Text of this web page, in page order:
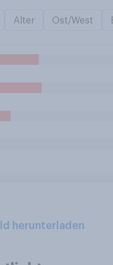
Alter Ost/West
herunterladen